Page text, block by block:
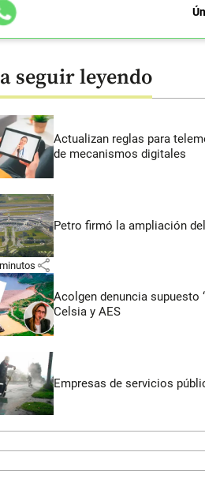
seguir leyendo
Actualizan reglas para
de mecanismos digitales
Petro firmó la ampliación
share
Acolgen denuncia supuesto
Celsia y AES
Empresas de servicios